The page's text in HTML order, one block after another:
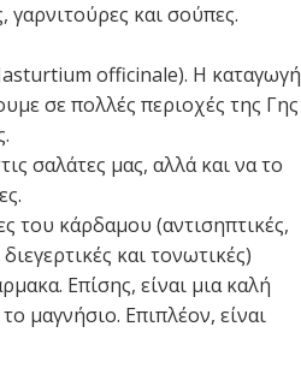
γαρνιτούρες και σούπες.
officinale). Η καταγωγή
σε πολλές περιοχές της Γης
σαλάτες μας, αλλά και να το
του κάρδαμου (αντισηπτικές,
και τονωτικές)
Επίσης, είναι μια καλή
μαγνήσιο. Επιπλέον, είναι